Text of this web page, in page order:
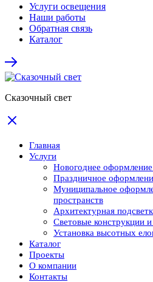
Услуги освещения
Наши работы
Обратная связь
Каталог
Сказочный свет
Главная
Услуги
Новогоднее
Праздничное
Муниципальное
пространств
Архитектурная
Световые конструкции
Установка высотных
Каталог
Проекты
О компании
Контакты